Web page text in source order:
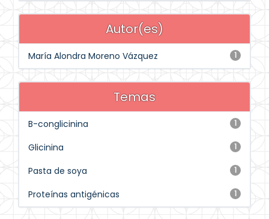
Autor(es)
1
María Alondra Moreno Vázquez
Temas
1
B-conglicinina
1
Glicinina
1
Pasta de soya
1
Proteínas antigénicas